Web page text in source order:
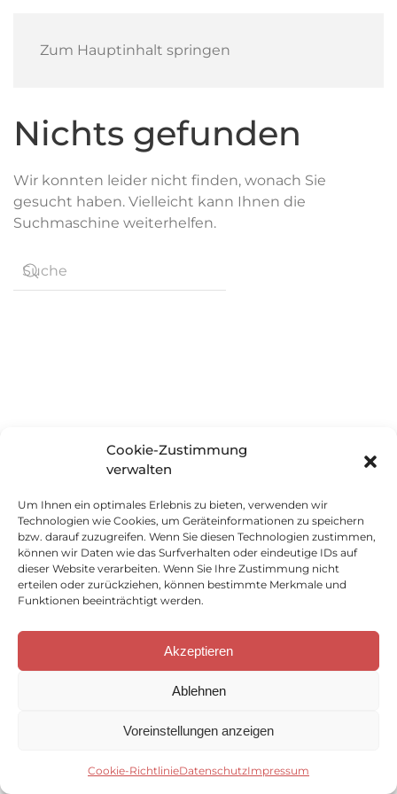
Cookie-Zustimmung
verwalten
Um Ihnen ein optimales Erlebnis zu bieten, verwenden wir
Technologien wie Cookies, um Geräteinformationen zu speichern
bzw. darauf zuzugreifen. Wenn Sie diesen Technologien zustimmen,
können wir Daten wie das Surfverhalten oder eindeutige IDs auf
dieser Website verarbeiten. Wenn Sie Ihre Zustimmung nicht
erteilen oder zurückziehen, können bestimmte Merkmale und
Funktionen beeinträchtigt werden.
Akzeptieren
Ablehnen
Voreinstellungen anzeigen
Cookie-RichtlinieDatenschutzImpressum
Zum Hauptinhalt springen
Nichts gefunden
Wir konnten leider nicht finden, wonach Sie
gesucht haben. Vielleicht kann Ihnen die
Suchmaschine weiterhelfen.